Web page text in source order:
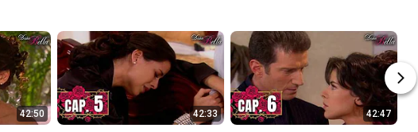
42:50 42:33 42:47